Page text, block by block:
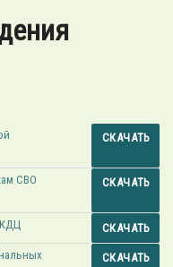
СКАЧАТЬ
СВО
СКАЧАТЬ
СКАЧАТЬ
СКАЧАТЬ